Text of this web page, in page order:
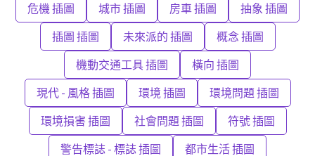
危機 插圖 城市 插圖 房車 插圖 抽象 插圖
插圖 插圖 未來派的 插圖 概念 插圖
機動交通工具 插圖 橫向 插圖
現代 - 風格 插圖 環境 插圖 環境問題 插圖
環境損害 插圖 社會問題 插圖 符號 插圖
警告標誌 - 標誌 插圖 都市生活 插圖